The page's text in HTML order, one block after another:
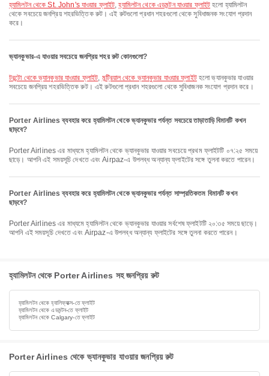
হ্যামিলটন থেকে St. John's যাওয়ার ফ্লাইট,হ্যামিলটন থেকে এডমন্টন যাওয়ার ফ্লাইট হলো হ্যামিলটন
থেকে সবচেয়ে জনপ্রিয় শহরভিত্তিক রুট। এই রুটগুলো প্রধান শহরগুলো থেকে সুবিধাজনক সংযোগ প্রদান
করে।
ভ্যানকুভার-এ যাওয়ার সবচেয়ে জনপ্রিয় শহর রুট কোনগুলো?
টরন্টো থেকে ভ্যানকুভার যাওয়ার ফ্লাইট, মন্ট্রিয়াল থেকে ভ্যানকুভার যাওয়ার ফ্লাইটহলো ভ্যানকুভার যাওয়ার
সবচেয়ে জনপ্রিয় শহরভিত্তিক রুট। এই রুটগুলো প্রধান শহরগুলো থেকে সুবিধাজনক সংযোগ প্রদান করে।
Porter Airlines ব্যবহার করে হ্যামিলটন থেকে ভ্যানকুভার পর্যন্ত সবচেয়ে তাড়াতাড়ি বিমানটি কখন
ছাড়বে?
Porter Airlines এর মাধ্যমে হ্যামিলটন থেকে ভ্যানকুভার যাওয়ার সবচেয়ে প্রথম ফ্লাইটটি ০৭:২৫ সময়ে
ছাড়ে। আপনি এই সময়সূচি দেখতে এবং Airpaz-এ উপলব্ধ অন্যান্য ফ্লাইটের সঙ্গে তুলনা করতে পারেন।
Porter Airlines ব্যবহার করে হ্যামিলটন থেকে ভ্যানকুভার পর্যন্ত সাম্প্রতিকতম বিমানটি কখন
ছাড়বে?
Porter Airlines এর মাধ্যমে হ্যামিলটন থেকে ভ্যানকুভার যাওয়ার সর্বশেষ ফ্লাইটটি ২০:৩৫ সময়ে ছাড়ে।
আপনি এই সময়সূচি দেখতে এবং Airpaz-এ উপলব্ধ অন্যান্য ফ্লাইটের সঙ্গে তুলনা করতে পারেন।
হ্যামিলটন থেকে Porter Airlines সহ জনপ্রিয় রুট
হ্যামিলটন থেকে হ্যালিফ্যাক্স-তে ফ্লাইট
হ্যামিলটন থেকে এডমন্টন-তে ফ্লাইট
হ্যামিলটন থেকে Calgary-তে ফ্লাইট
Porter Airlines থেকে ভ্যানকুভার যাওয়ার জনপ্রিয় রুট